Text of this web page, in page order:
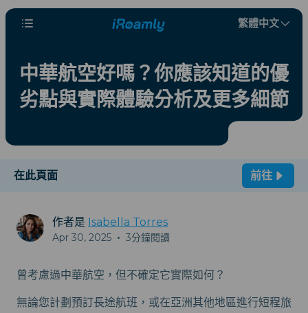
繁體中文
中華航空好嗎？你應該知道的優
劣點與實際體驗分析及更多細節
在此頁面 前往
作者是 Isabella Torres
Apr 30, 2025 • 3分鐘閱讀
曾考慮過中華航空，但不確定它實際如何？
無論您計劃預訂長途航班，或在亞洲其他地區進行短程旅